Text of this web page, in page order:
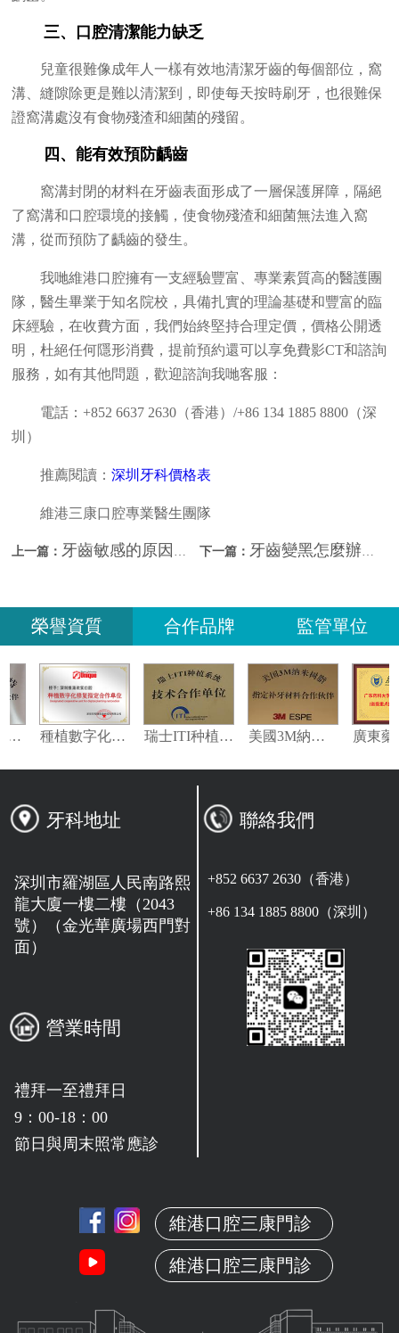
三、口腔清潔能力缺乏
兒童很難像成年人一樣有效地清潔牙齒的每個部位，窩
溝、縫隙除更是難以清潔到，即使每天按時刷牙，也很難保
證窩溝處沒有食物殘渣和細菌的殘留。
四、能有效預防齲齒
窩溝封閉的材料在牙齒表面形成了一層保護屏障，隔絕
了窩溝和口腔環境的接觸，使食物殘渣和細菌無法進入窩
溝，從而預防了齲齒的發生。
我哋維港口腔擁有一支經驗豐富、專業素質高的醫護團
隊，醫生畢業于知名院校，具備扎實的理論基礎和豐富的臨
床經驗，在收費方面，我們始終堅持合理定價，價格公開透
明，杜絕任何隱形消費，提前預約還可以享免費影CT和諮詢
服務，如有其他問題，歡迎諮詢我哋客服：
電話：+852 6637 2630（香港）/+86 134 1885 8800（深
圳）
推薦閱讀：深圳牙科價格表
維港三康口腔專業醫生團隊
上一篇： 牙齒敏感的原因？深圳睇牙哪間好？ 下一篇： 牙齒變黑怎麼辦？深圳睇牙哪間好？
榮譽資質 合作品牌 監管單位
牙科地址
深圳市羅湖區人民南路熙
龍大廈一樓二樓（2043
號）（金光華廣場西門對
面）
營業時間
禮拜一至禮拜日
9：00-18：00
節日與周末照常應診
維港口腔三康門診
維港口腔三康門診
聯絡我們
+852 6637 2630（香港）
+86 134 1885 8800（深圳）